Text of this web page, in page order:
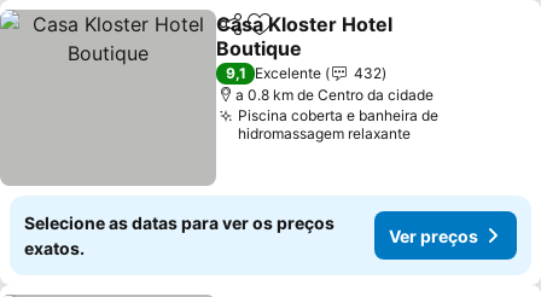
PartilharAdicionar aos favoritos
Casa Kloster Hotel
Boutique
Ver preços
9,1 Excelente
432
a 0.8 km de Centro da cidade
Piscina coberta e banheira de
hidromassagem relaxante
Selecione as datas para ver os preços
exatos.
Ver preços